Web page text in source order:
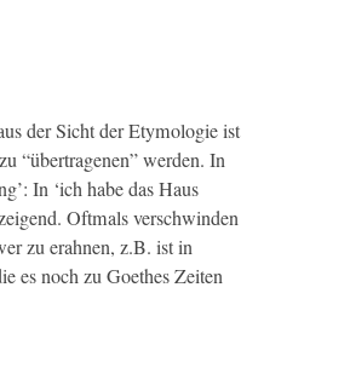
der Sicht der Ety­molo­gie ist
“über­tra­ge­nen” wer­den. In
In ‘ich habe das Haus
Oft­mals ver­schwinden
zu erah­nen, z.B. ist in
es noch zu Goethes Zeit­en